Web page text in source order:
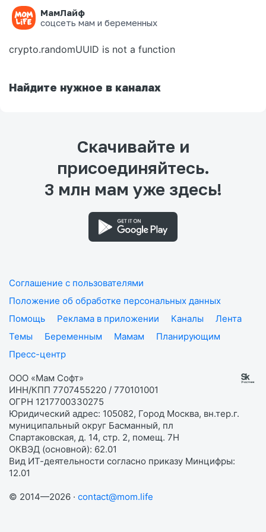
МамЛайф
соцсеть мам и беременных
Ошибка на странице
crypto.randomUUID is not a function
Найдите нужное в каналах
Скачивайте и
присоединяйтесь.
3 млн мам уже здесь!
Соглашение с пользователями
Положение об обработке персональных данных
Помощь
Реклама в приложении Каналы
Лента
Темы
Беременным Мамам
Планирующим
Пресс-центр
ООО «Мам Софт»
ИНН/КПП 7707455220 / 770101001
ОГРН 1217700330275
Юридический адрес: 105082, Город Москва, вн.тер.г.
муниципальный округ Басманный, пл
Спартаковская, д. 14, стр. 2, помещ. 7Н
ОКВЭД (основной): 62.01
Вид ИТ-деятельности согласно приказу Минцифры:
12.01
© 2014—2026 · contact@mom.life